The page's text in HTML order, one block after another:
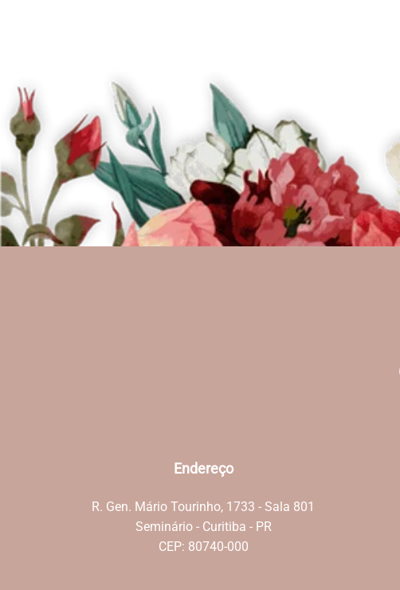
Endereço
R. Gen. Mário Tourinho, 1733 - Sala 801
Seminário - Curitiba - PR
CEP: 80740-000